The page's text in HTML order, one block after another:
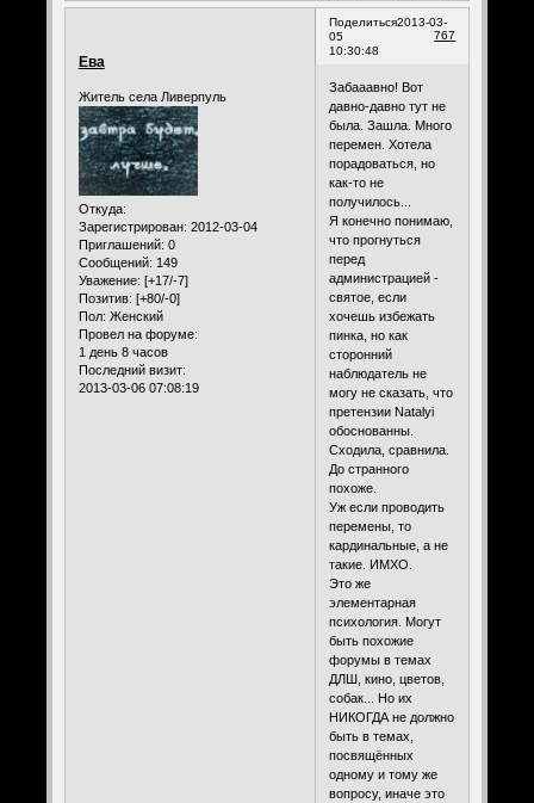
Поделиться
767
2013-03-
05
10:30:48
Ева
Житель села Ливерпуль
Откуда:
Зарегистрирован: 2012-03-04
Приглашений: 0
Сообщений: 149
Уважение: [+17/-7]
Позитив: [+80/-0]
Пол: Женский
Провел на форуме:
1 день 8 часов
Последний визит:
2013-03-06 07:08:19
Забааавно! Вот
давно-давно тут не
была. Зашла. Много
перемен. Хотела
порадоваться, но
как-то не
получилось...
Я конечно понимаю,
что прогнуться
перед
администрацией -
святое, если
хочешь избежать
пинка, но как
сторонний
наблюдатель не
могу не сказать, что
претензии Natalyi
обоснованны.
Сходила, сравнила.
До странного
похоже.
Уж если проводить
перемены, то
кардинальные, а не
такие. ИМХО.
Это же
элементарная
психология. Могут
быть похожие
форумы в темах
ДЛШ, кино, цветов,
собак... Но их
НИКОГДА не должно
быть в темах,
посвящённых
одному и тому же
вопросу, иначе это